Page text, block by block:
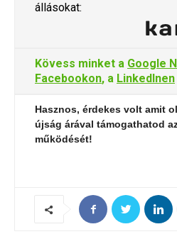
állásokat:
Kövess minket a Google
Facebookon, a LinkedInen
Hasznos, érdekes volt amit
újság árával támogathatod
működését!